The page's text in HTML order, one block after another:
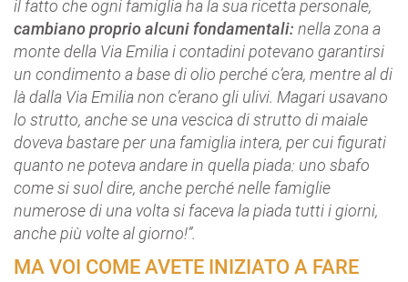
il fatto che ogni famiglia ha la sua ricetta personale,
cambiano proprio alcuni fondamentali: nella zona a
monte della Via Emilia i contadini potevano garantirsi
un condimento a base di olio perché c’era, mentre al di
là dalla Via Emilia non c’erano gli ulivi. Magari usavano
lo strutto, anche se una vescica di strutto di maiale
doveva bastare per una famiglia intera, per cui figurati
quanto ne poteva andare in quella piada: uno sbafo
come si suol dire, anche perché nelle famiglie
numerose di una volta si faceva la piada tutti i giorni,
anche più volte al giorno!”.
MA VOI COME AVETE INIZIATO A FARE